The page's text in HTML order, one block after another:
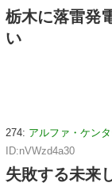
栃木に落雷発
い
274: アルファ・ケン
ID:nVWzd4a30
失敗する未来